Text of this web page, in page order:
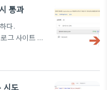
의 si..
려고 했던 계
로 검토 요청
막 바꾸고,
속 정보를 업
요청 결과를
통과
다.
그 사이트 상
재 금액은
로 받을때 까
접목할 수 있
시도